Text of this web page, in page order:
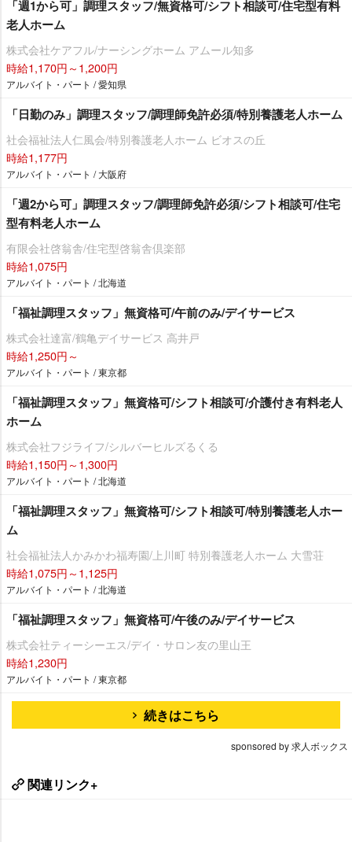
「週1から可」調理スタッフ/無資格可/シフト相談可/住宅型有料
老人ホーム
株式会社ケアフル/ナーシングホーム アムール知多
時給1,170円～1,200円
アルバイト・パート / 愛知県
「日勤のみ」調理スタッフ/調理師免許必須/特別養護老人ホーム
社会福祉法人仁風会/特別養護老人ホーム ビオスの丘
時給1,177円
アルバイト・パート / 大阪府
「週2から可」調理スタッフ/調理師免許必須/シフト相談可/住宅
型有料老人ホーム
有限会社啓翁舎/住宅型啓翁舎倶楽部
時給1,075円
アルバイト・パート / 北海道
「福祉調理スタッフ」無資格可/午前のみ/デイサービス
株式会社達富/鶴亀デイサービス 高井戸
時給1,250円～
アルバイト・パート / 東京都
「福祉調理スタッフ」無資格可/シフト相談可/介護付き有料老人
ホーム
株式会社フジライフ/シルバーヒルズるくる
時給1,150円～1,300円
アルバイト・パート / 北海道
「福祉調理スタッフ」無資格可/シフト相談可/特別養護老人ホー
ム
社会福祉法人かみかわ福寿園/上川町 特別養護老人ホーム 大雪荘
時給1,075円～1,125円
アルバイト・パート / 北海道
「福祉調理スタッフ」無資格可/午後のみ/デイサービス
株式会社ティーシーエス/デイ・サロン友の里山王
時給1,230円
アルバイト・パート / 東京都
続きはこちら
sponsored by 求人ボックス
関連リンク+